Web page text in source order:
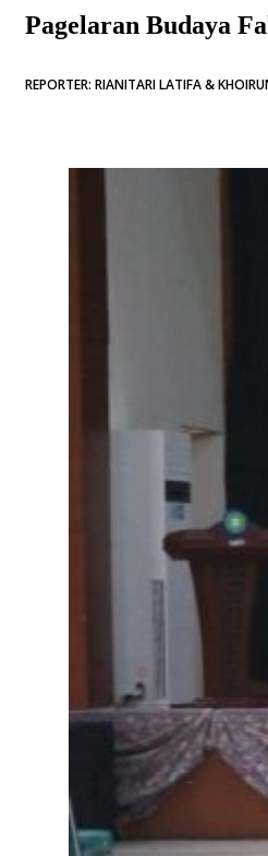
Pagelaran Budaya
REPORTER: RIANITARI LATIFA &